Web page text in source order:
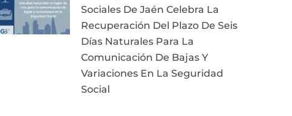
Sociales De Jaén Celebra La
Recuperación Del Plazo De Seis
Días Naturales Para La
Comunicación De Bajas Y
Variaciones En La Seguridad
Social